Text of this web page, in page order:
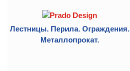
Лестницы. Перила. Ограждения.
Металлопрокат.